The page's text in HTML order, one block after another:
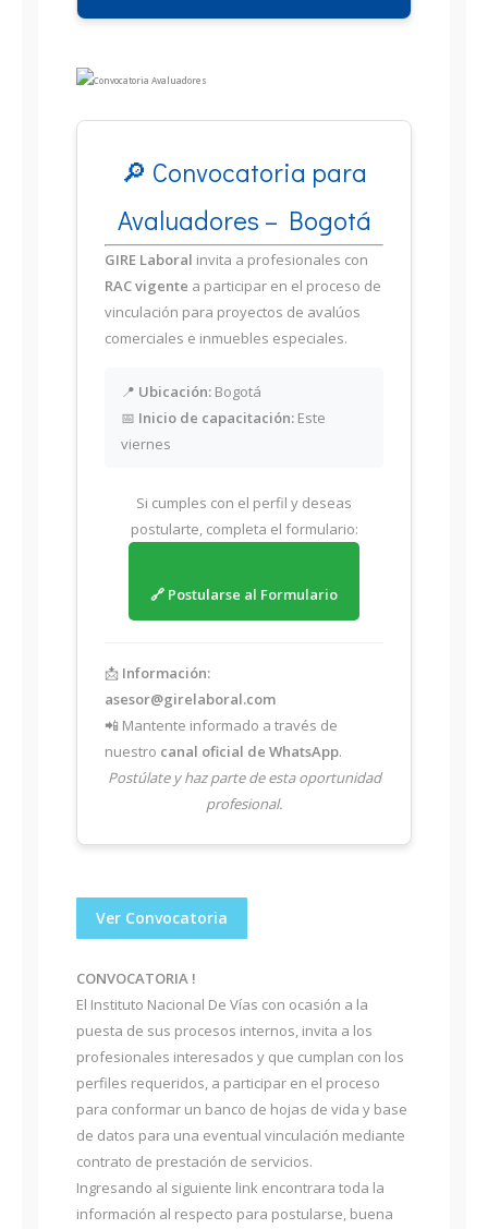
🔎 Convocatoria para
Avaluadores – Bogotá
GIRE Laboral invita a profesionales con
RAC vigente a participar en el proceso de
vinculación para proyectos de avalúos
comerciales e inmuebles especiales.
📍 Ubicación: Bogotá
📅 Inicio de capacitación: Este
viernes
Si cumples con el perfil y deseas
postularte, completa el formulario:
🔗 Postularse al Formulario
📩 Información:
asesor@girelaboral.com
📲 Mantente informado a través de
nuestro canal oficial de WhatsApp.
Postúlate y haz parte de esta oportunidad
profesional.
Ver Convocatoria
CONVOCATORIA !
El Instituto Nacional De Vías con ocasión a la
puesta de sus procesos internos, invita a los
profesionales interesados y que cumplan con los
perfiles requeridos, a participar en el proceso
para conformar un banco de hojas de vida y base
de datos para una eventual vinculación mediante
contrato de prestación de servicios.
Ingresando al siguiente link encontrara toda la
información al respecto para postularse, buena